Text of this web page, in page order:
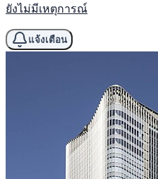
ยังไม่มีเหตุการณ์
แจ้งเตือน